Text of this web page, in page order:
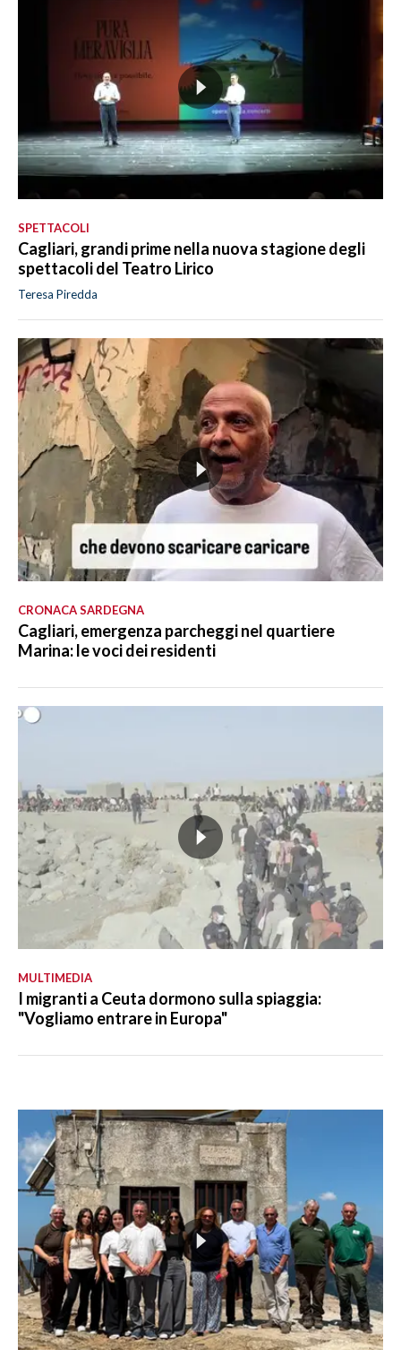
SPETTACOLI
Cagliari, grandi prime nella nuova stagione degli
spettacoli del Teatro Lirico
Teresa Piredda
CRONACA SARDEGNA
Cagliari, emergenza parcheggi nel quartiere
Marina: le voci dei residenti
MULTIMEDIA
I migranti a Ceuta dormono sulla spiaggia:
"Vogliamo entrare in Europa"